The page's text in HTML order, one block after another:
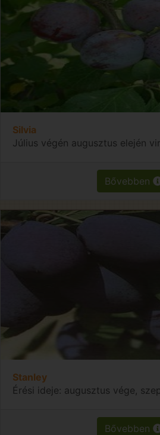
Silvia
Július végén augusztus elején
Bővebben
Stanley
Érési ideje: augusztus vége,
Bővebben